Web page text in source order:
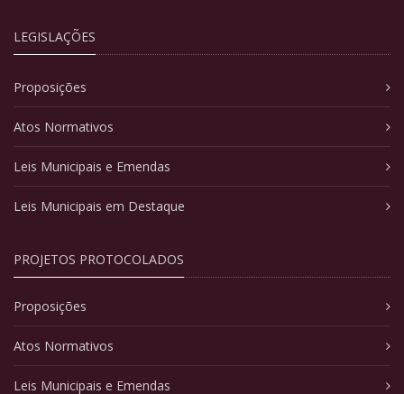
LEGISLAÇÕES
Proposições
Atos Normativos
Leis Municipais e Emendas
Leis Municipais em Destaque
PROJETOS PROTOCOLADOS
Proposições
Atos Normativos
Leis Municipais e Emendas